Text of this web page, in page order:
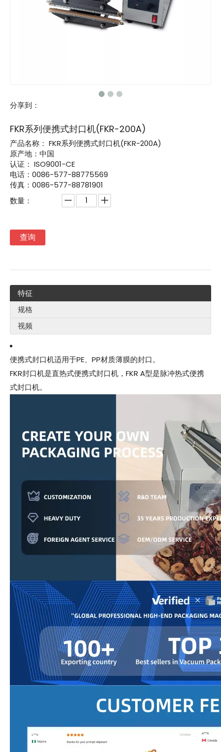
分享到：
FKR系列便携式封口机(FKR-200A)
产品名称： FKR系列便携式封口机(FKR-200A)
原产地：中国
认证： ISO9001-CE
电话：0086-577-88775569
传真：0086-577-88781901
数量：
查询
特征
规格
视频
便携式封口机适用于PE、PP材质薄膜的封口。
FKR封口机是直热式便携式封口机，FKR A型是脉冲热式便携
式封口机。